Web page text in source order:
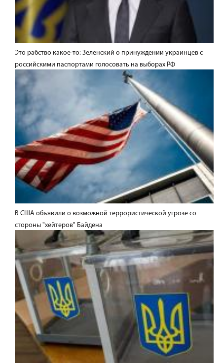
Это рабство какое-то: Зеленский о принуждении украинцев с
российскими паспортами голосовать на выборах РФ
В США объявили о возможной террористической угрозе со
стороны "хейтеров" Байдена